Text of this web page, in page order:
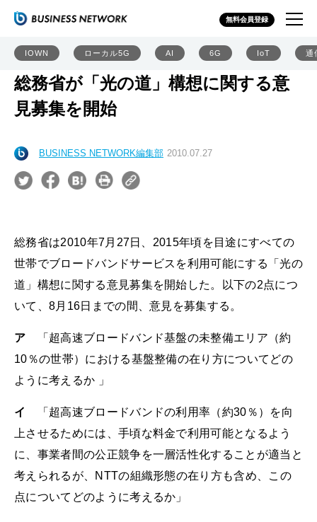
無料会員登録
IOWN ローカル5G AI 6G IoT 通
総務省が「光の道」構想に関する意
見募集を開始
BUSINESS NETWORK編集部 2010.07.27
総務省は2010年7月27日、2015年頃を目途にすべての
世帯でブロードバンドサービスを利用可能にする「光の
道」構想に関する意見募集を開始した。以下の2点につ
いて、8月16日までの間、意見を募集する。
ア 「超高速ブロードバンド基盤の未整備エリア（約
10％の世帯）における基盤整備の在り方についてどの
ように考えるか 」
イ
「超高速ブロードバンドの利用率（約30％）を向
上させるためには、手頃な料金で利用可能となるよう
に、事業者間の公正競争を一層活性化することが適当と
考えられるが、NTTの組織形態の在り方も含め、この
点についてどのように考えるか」